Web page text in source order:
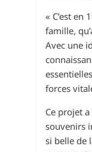
« C’est en
famille,
Avec une
forces
Ce projet
souvenirs
si belle de